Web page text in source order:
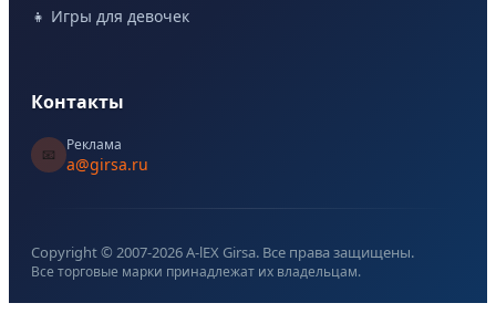
👧 Игры для девочек
Контакты
📧
Реклама
a@girsa.ru
Copyright © 2007-2026A-lEX Girsa. Все права защищены.
Все торговые марки принадлежат их владельцам.